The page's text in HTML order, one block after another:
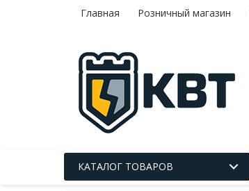
Главная Розничный магазин
КАТАЛОГ ТОВАРОВ